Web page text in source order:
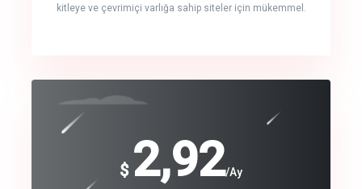
kitleye ve çevrimiçi varlığa sahip siteler için mükemmel.
crm auto cync
track energy costs
$ 2,92/Ay
$
240